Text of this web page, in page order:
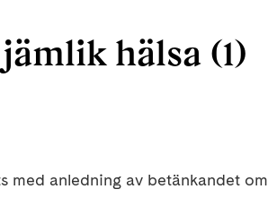
hälsa (1)
med anledning av betänkandet om